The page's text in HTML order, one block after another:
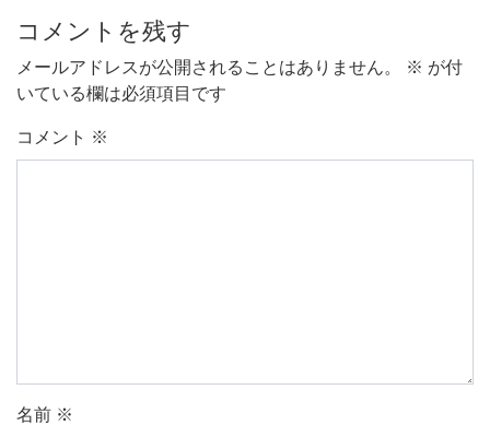
コメントを残す
メールアドレスが公開されることはありません。 ※ が付
いている欄は必須項目です
コメント ※
名前 ※